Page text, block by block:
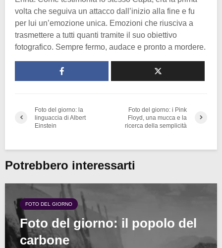
volta che seguiva un attacco dall’inizio alla fine e fu
per lui un’emozione unica. Emozioni che riusciva a
trasmettere a tutti quanti tramite il suo obiettivo
fotografico. Sempre fermo, audace e pronto a mordere.
Foto del giorno: la
linguaccia di Albert
Einstein
Foto del giorno: i Pink
Floyd, una mucca e la
ricerca della semplicità
Potrebbero interessarti
FOTO DEL GIORNO
Foto del giorno: il popolo del
carbone